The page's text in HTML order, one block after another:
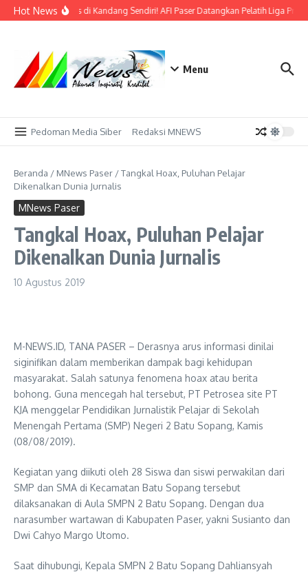
Lewati ke konten
Hot NewsBidik Emas di Kandang Sendiri! AFI Paser Datangkan Pelatih Liga
Menu
Pedoman Media Siber Redaksi MNEWS
Beranda / MNews Paser /Tangkal Hoax, Puluhan Pelajar
Dikenalkan Dunia Jurnalis
MNews Paser
Tangkal Hoax, Puluhan Pelajar
Dikenalkan Dunia Jurnalis
10 Agustus 2019
M-NEWS.ID, TANA PASER – Derasnya arus informasi dinilai
siginifikan dalam memberikan dampak bagi kehidupan
masyarakat. Salah satunya fenomena hoax atau berita
bohong. Guna mencegah hal tersebut, PT Petrosea site PT
KJA menggelar Pendidikan Jurnalistik Pelajar di Sekolah
Menengah Pertama (SMP) Negeri 2 Batu Sopang, Kamis
(08/08/2019).
Kegiatan yang diikuti oleh 28 Siswa dan siswi perwakilan dari
SMP dan SMA di Kecamatan Batu Sopang tersebut
dilaksanakan di Aula SMPN 2 Batu Sopang. Dengan dua
narasumber wartawan di Kabupaten Paser, yakni Susianto dan
Dwi Cahyo Margo Utomo.
Saat dihubungi, Kepala SMPN 2 Batu Sopang Dahliansyah